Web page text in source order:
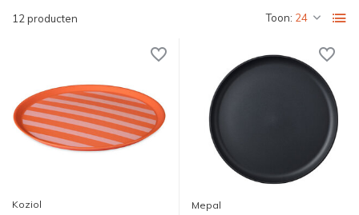
12 producten Toon:
Koziol Mepal